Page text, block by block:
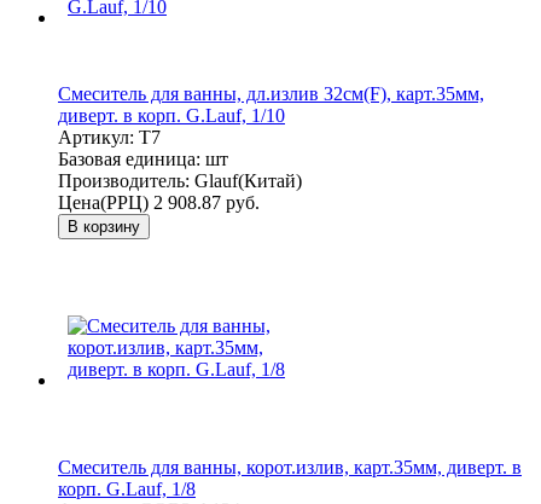
Смеситель для ванны, дл.излив 32см(F), карт.35мм,
диверт. в корп. G.Lauf, 1/10
Артикул: T7
Базовая единица: шт
Производитель: Glauf(Китай)
Цена(РРЦ) 2 908.87 руб.
В корзину
Смеситель для ванны, корот.излив, карт.35мм, диверт. в
корп. G.Lauf, 1/8